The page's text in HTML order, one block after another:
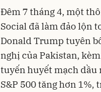
Đêm 7 tháng 4, một
Social đã làm đảo lộn
Donald Trump tuyên
nghị của Pakistan,
tuyến huyết mạch dầu
S&P 500 tăng hơn 1%,